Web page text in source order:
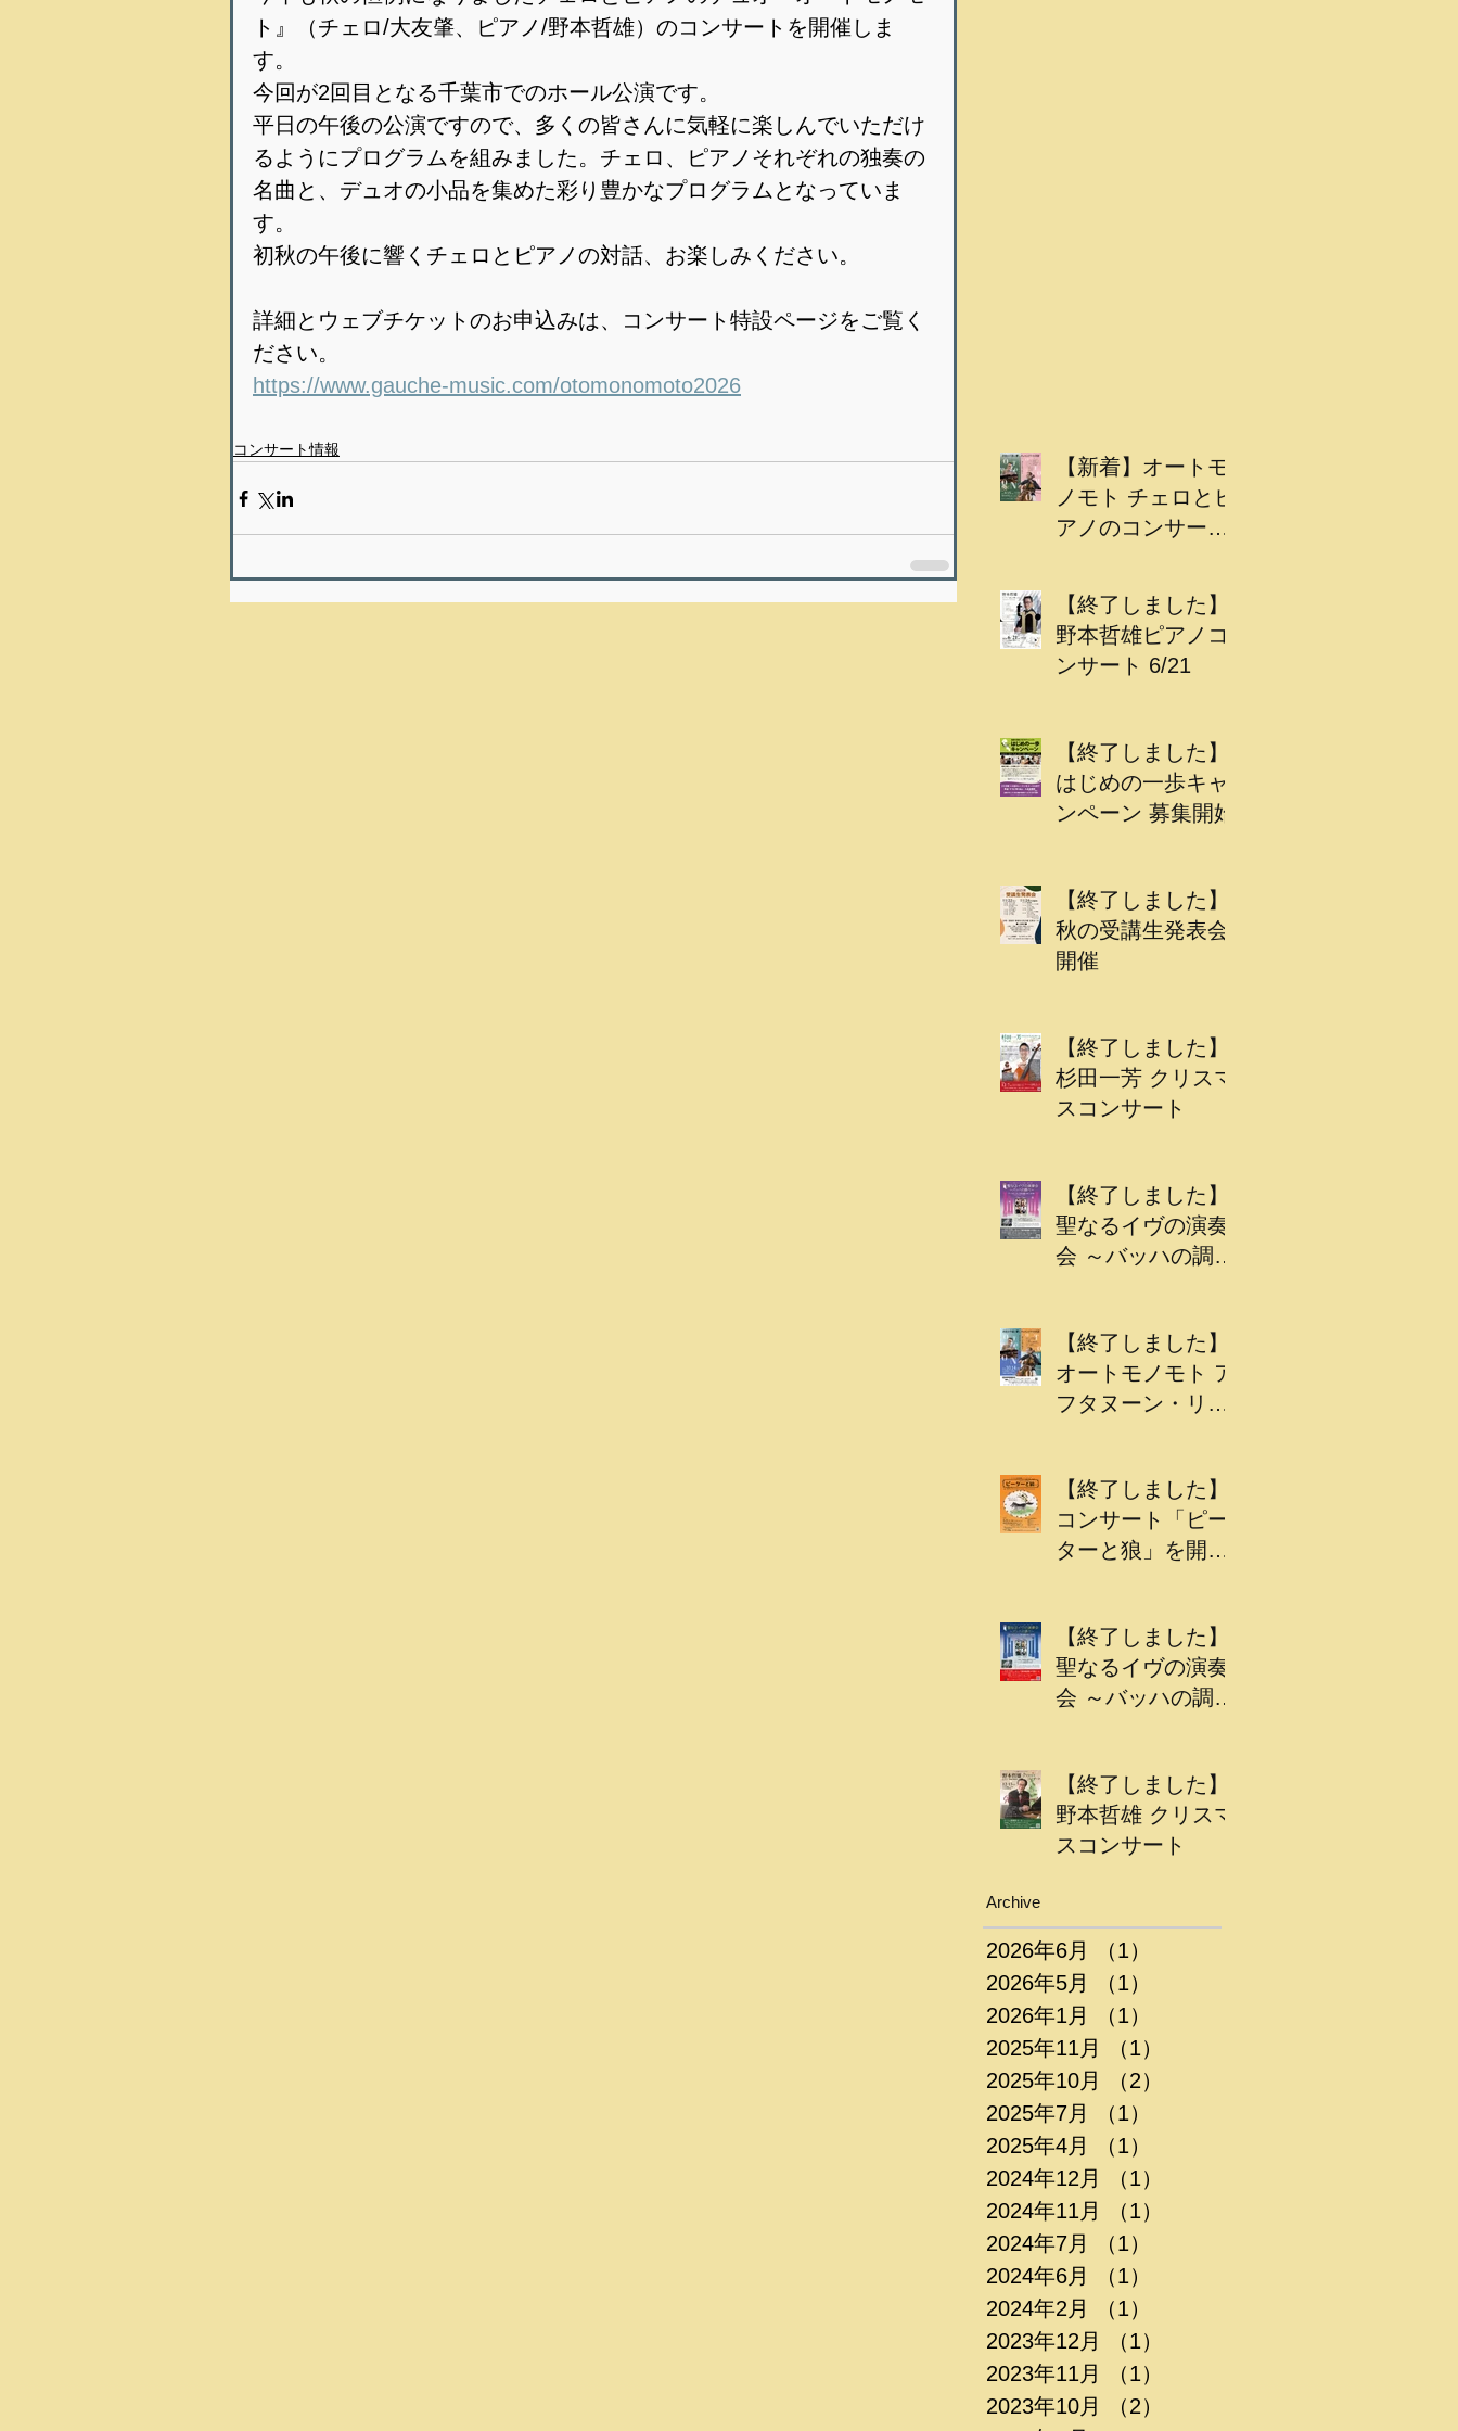
ト』（チェロ/大友肇、ピアノ/野本哲雄）のコンサートを開催しま
す。
今回が2回目となる千葉市でのホール公演です。
平日の午後の公演ですので、多くの皆さんに気軽に楽しんでいただけ
るようにプログラムを組みました。チェロ、ピアノそれぞれの独奏の
名曲と、デュオの小品を集めた彩り豊かなプログラムとなっていま
す。
初秋の午後に響くチェロとピアノの対話、お楽しみください。
詳細とウェブチケットのお申込みは、コンサート特設ページをご覧く
ださい。
https://www.gauche-music.com/otomonomoto2026
コンサート情報
【新着】オートモ
ノモト チェロとピ
アノのコンサート
【終了しました】
野本哲雄ピアノコ
ンサート 6/21
【終了しました】
はじめの一歩キャ
ンペーン 募集開始
【終了しました】
秋の受講生発表会
開催
【終了しました】
杉田一芳 クリスマ
スコンサート
【終了しました】
聖なるイヴの演奏
会 ～バッハの調べ
【終了しました】
オートモノモト ア
フタヌーン・リサ
【終了しました】
コンサート「ピー
ターと狼」を開催
【終了しました】
聖なるイヴの演奏
会 ～バッハの調べ
【終了しました】
野本哲雄 クリスマ
スコンサート
Archive
2026年6月 （1）
2026年5月
（1）
2026年1月
（1）
2025年11月
（1）
2025年10月
（2）
2025年7月
（1）
2025年4月
（1）
2024年12月
（1）
2024年11月
（1）
2024年7月
（1）
2024年6月
（1）
2024年2月
（1）
2023年12月
（1）
2023年11月
（1）
2023年10月
（2）